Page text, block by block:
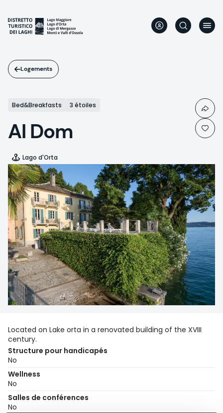
contenu
principal
Logements
Bed&Breakfasts 3 étoiles
Al Dom
Lago d'Orta
Located on Lake orta in a renovated building of the XVIII
century.
Structure pour handicapés
No
Wellness
No
Salles de conférences
No